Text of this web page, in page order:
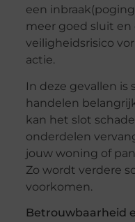
een
meer goed sluit en
veiligheidsrisico
actie.
In deze gevallen is
handelen
kan het slot
onderdelen
jouw woning of
Zo wordt verdere
voorkomen.
Betrouwbaarheid